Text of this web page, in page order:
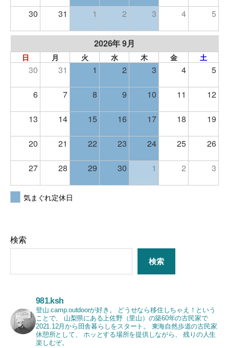
30 31 1 2 3 4 5
2026年 9月
日 月 火 水 木 金 土
30 31 1 2 3 4 5
6 7 8 9 10 11 12
13 14 15 16 17 18 19
20 21 22 23 24 25 26
27 28 29 30 1 2 3
気まぐれ定休日
検索
検索
981.ksh
登山.camp.outdoorが好き。
どうせなら移住しちゃえ！という
ことで、
山梨県にある上佐野（里山）の築60年の古民家で
2021.12月から田舎暮らしをスタート。
東海自然歩道の古民家
休憩所として、
ホッとする場所を提供しながら、
残りの人生
楽しむぞ。